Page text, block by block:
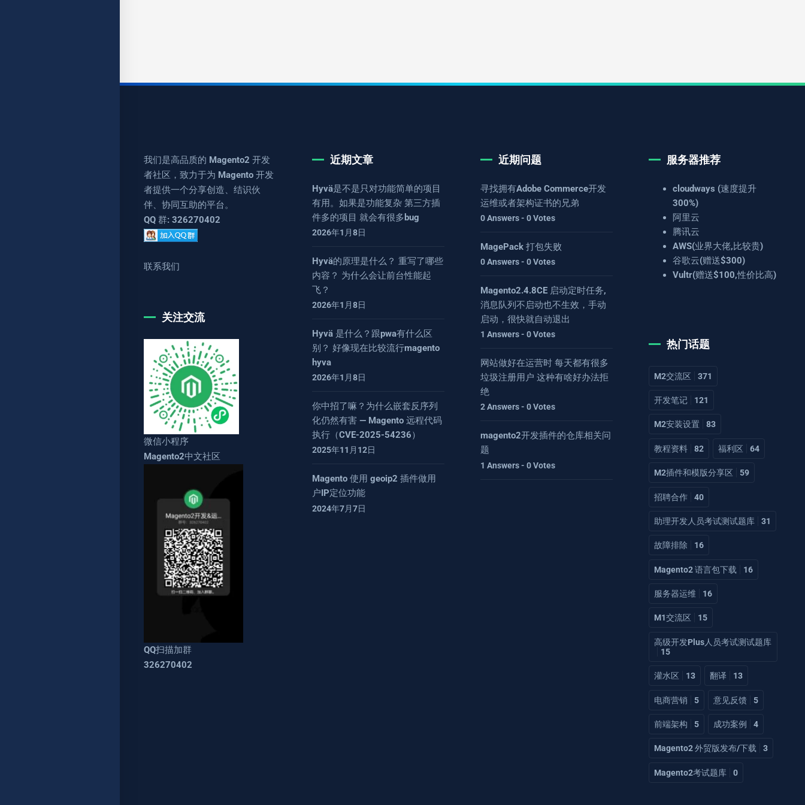
我们是高品质的 Magento2 开发
者社区，致力于为 Magento 开发
者提供一个分享创造、结识伙
伴、协同互助的平台。
QQ 群: 326270402
联系我们
关注交流
微信小程序
Magento2中文社区
QQ扫描加群
326270402
近期文章
Hyvä是不是只对功能简单的项目
有用。如果是功能复杂 第三方插
件多的项目 就会有很多bug
2026年1月8日
Hyvä的原理是什么？ 重写了哪些
内容？ 为什么会让前台性能起
飞？
2026年1月8日
Hyvä 是什么？跟pwa有什么区
别？ 好像现在比较流行magento
hyva
2026年1月8日
你中招了嘛？为什么嵌套反序列
化仍然有害 — Magento 远程代码
执行（CVE-2025-54236）
2025年11月12日
Magento 使用 geoip2 插件做用
户IP定位功能
2024年7月7日
近期问题
寻找拥有Adobe Commerce开发
运维或者架构证书的兄弟
0 Answers - 0 Votes
MagePack 打包失败
0 Answers - 0 Votes
Magento2.4.8CE 启动定时任务,
消息队列不启动也不生效，手动
启动，很快就自动退出
1 Answers - 0 Votes
网站做好在运营时 每天都有很多
垃圾注册用户 这种有啥好办法拒
绝
2 Answers - 0 Votes
magento2开发插件的仓库相关问
题
1 Answers - 0 Votes
服务器推荐
cloudways (速度提升
300%)
阿里云
腾讯云
AWS(业界大佬,比较贵)
谷歌云(赠送$300)
Vultr(赠送$100,性价比高)
热门话题
M2交流区 371
开发笔记 121
M2安装设置 83
教程资料 82 福利区 64
M2插件和模版分享区 59
招聘合作 40
助理开发人员考试测试题库 31
故障排除 16
Magento2 语言包下载 16
服务器运维 16
M1交流区 15
高级开发Plus人员考试测试题库
15
灌水区 13 翻译 13
电商营销 5 意见反馈 5
前端架构 5 成功案例 4
Magento2 外贸版发布/下载 3
Magento2考试题库 0